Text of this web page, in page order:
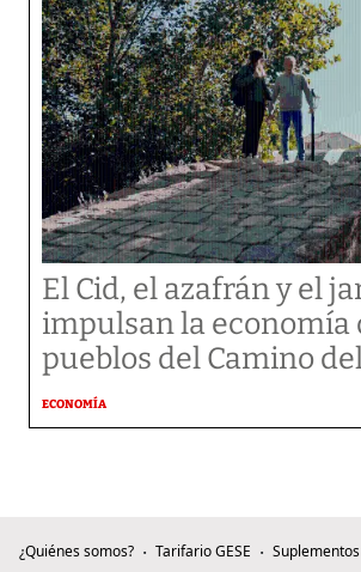
El Cid, el azafrán y el
impulsan la economía
pueblos del Camino
ECONOMÍA
¿Quiénes somos? Tarifario GESE Suplementos